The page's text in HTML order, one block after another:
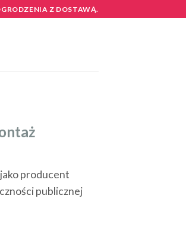
Z DOSTAWĄ.
jako producent
publicznej